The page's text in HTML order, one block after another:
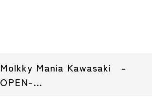
Molkky Mania Kawasaki -
OPEN-…